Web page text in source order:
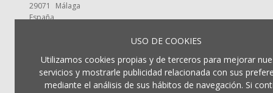
29071
Málaga
España
CONTACTA CON NOSOTROS
952 13 2917
USO DE COOKIES
Utilizamos cookies propias y de terceros para mejorar
servicios y mostrarle publicidad relacionada con sus
mediante el análisis de sus hábitos de navegación. Si